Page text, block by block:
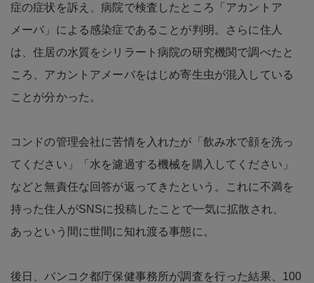
症の症状を訴え、病院で検査したところ「アカントア
メーバ」による感染症であることが判明。さらに住人
は、住居の水質をシリラート病院の研究機関で調べたと
ころ、アカントアメーバをはじめ寄生虫が混入している
ことが分かった。
コンドの管理会社に苦情を入れたが「飲み水で顔を洗っ
てください」「水を濾過する機械を購入してください」
などと無責任な回答が返ってきたという。これに不満を
持った住人がSNSに投稿したことで一気に拡散され、
あっという間に世間に知れ渡る事態に。
後日、バンコク都庁保健事務所が調査を行った結果、100